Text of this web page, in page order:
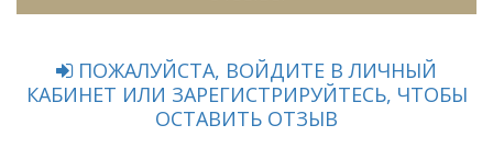
ПОЖАЛУЙСТА, ВОЙДИТЕ В ЛИЧНЫЙ
КАБИНЕТ ИЛИ ЗАРЕГИСТРИРУЙТЕСЬ, ЧТОБЫ
ОСТАВИТЬ ОТЗЫВ